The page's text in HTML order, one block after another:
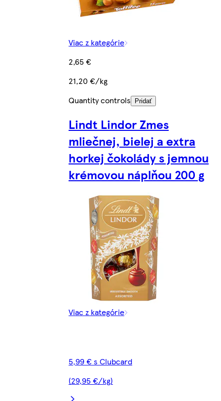
Viac z kategórie
2,65 €
21,20 €/kg
Quantity controls
Pridať
Lindt Lindor Zmes
mliečnej, bielej a extra
horkej čokolády s jemnou
krémovou náplňou 200 g
Viac z kategórie
5,99 € s Clubcard
(29,95 €/kg)